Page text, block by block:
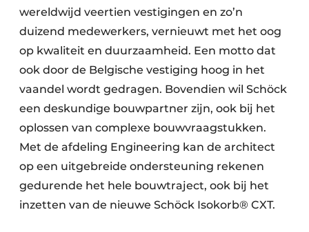
wereldwijd veertien vestigingen en zo’n
duizend medewerkers, vernieuwt met het oog
op kwaliteit en duurzaamheid. Een motto dat
ook door de Belgische vestiging hoog in het
vaandel wordt gedragen. Bovendien wil Schöck
een deskundige bouwpartner zijn, ook bij het
oplossen van complexe bouwvraagstukken.
Met de afdeling Engineering kan de architect
op een uitgebreide ondersteuning rekenen
gedurende het hele bouwtraject, ook bij het
inzetten van de nieuwe Schöck Isokorb® CXT.